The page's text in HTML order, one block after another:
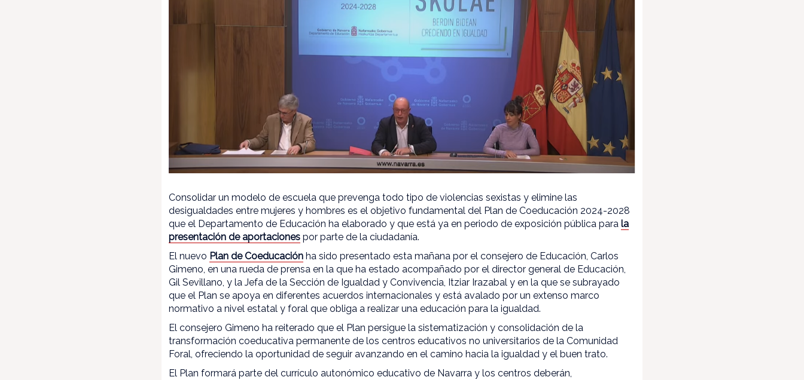
Consolidar un modelo de escuela que prevenga todo tipo de violencias sexistas y elimine las
desigualdades entre mujeres y hombres es el objetivo fundamental del Plan de Coeducación 2024-2028
que el Departamento de Educación ha elaborado y que está ya en periodo de exposición pública parala
presentación de aportaciones por parte de la ciudadanía.
El nuevo Plan de Coeducación ha sido presentado esta mañana por el consejero de Educación, Carlos
Gimeno, en una rueda de prensa en la que ha estado acompañado por el director general de Educación,
Gil Sevillano, y la Jefa de la Sección de Igualdad y Convivencia, Itziar Irazabal y en la que se subrayado
que el Plan se apoya en diferentes acuerdos internacionales y está avalado por un extenso marco
normativo a nivel estatal y foral que obliga a realizar una educación para la igualdad.
El consejero Gimeno ha reiterado que el Plan persigue la sistematización y consolidación de la
transformación coeducativa permanente de los centros educativos no universitarios de la Comunidad
Foral, ofreciendo la oportunidad de seguir avanzando en el camino hacia la igualdad y el buen trato.
El Plan formará parte del currículo autonómico educativo de Navarra y los centros deberán,